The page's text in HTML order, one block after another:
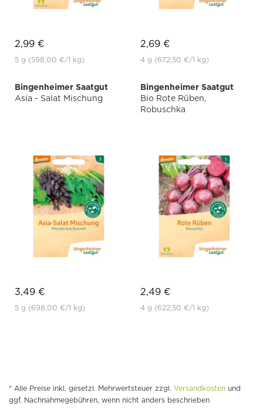
2,99 €
5 g (598,00 €/1 kg)
2,69 €
4 g (672,50 €/1 kg)
Bingenheimer Saatgut
Asia - Salat Mischung
3,49 €
5 g (698,00 €/1 kg)
Bingenheimer Saatgut
Bio Rote Rüben,
Robuschka
2,49 €
4 g (622,50 €/1 kg)
* Alle Preise inkl. gesetzl. Mehrwertsteuer zzgl. Versandkosten und
ggf. Nachnahmegebühren, wenn nicht anders beschrieben